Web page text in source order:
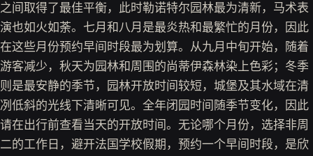
之间取得了最佳平衡，此时勒诺特尔园林最为清新，马术表
演也如火如荼。七月和八月是最炎热和最繁忙的月份，因此
在这些月份预约早间时段最为划算。从九月中旬开始，随着
游客减少，秋天为园林和周围的尚蒂伊森林染上色彩；冬季
则是最安静的季节，园林开放时间较短，城堡及其水域在清
冽低斜的光线下清晰可见。全年闭园时间随季节变化，因此
请在出行前查看当天的开放时间。无论哪个月份，选择非周
二的工作日，避开法国学校假期，预约一个早间时段，是欣